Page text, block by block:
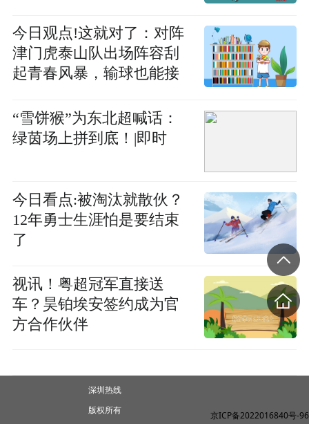
今日观点!这就对了：对阵
津门虎泰山队出场阵容刮
起青春风暴，输球也能接
“雪饼猴”为东北超喊话：
绿茵场上拼到底！|即时
今日看点:被淘汰就散伙？
12年勇士生涯怕是要结束
了
视讯！粤超冠军直接送
车？昊铂埃安签约成为官
方合作伙伴
深圳热线
版权所有 京ICP备2022016840号-96